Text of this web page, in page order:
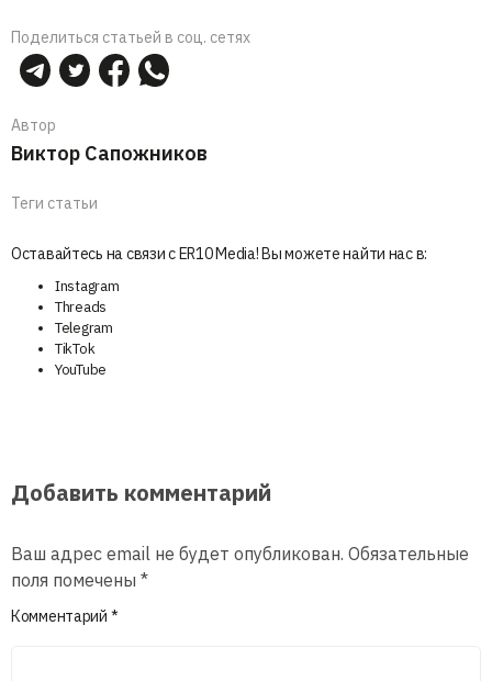
Поделиться статьей в соц. сетях
Автор
Виктор Сапожников
Теги статьи
Оставайтесь на связи с ER10 Media! Вы можете найти нас в:
Instagram
Threads
Telegram
TikTok
YouTube
Добавить комментарий
Ваш адрес email не будет опубликован. Обязательные
поля помечены *
Комментарий *